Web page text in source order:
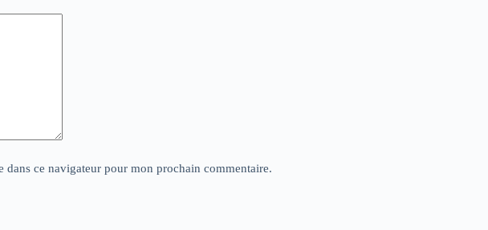
ce navigateur pour mon prochain commentaire.